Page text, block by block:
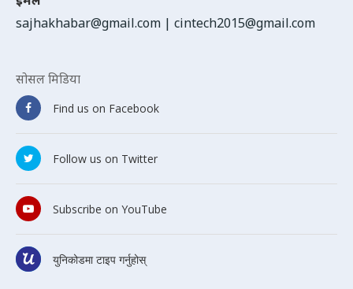
sajhakhabar@gmail.com | cintech2015@gmail.com
सोसल मिडिया
Find us on Facebook
Follow us on Twitter
Subscribe on YouTube
युनिकोडमा टाइप गर्नुहोस्